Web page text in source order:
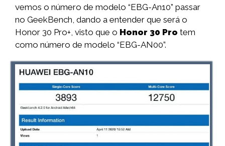
vemos o número de modelo “EBG-An10” passar
no GeekBench, dando a entender que será o
Honor 30 Pro+, visto que o Honor 30 Pro tem
como número de modelo “EBG-AN00”.